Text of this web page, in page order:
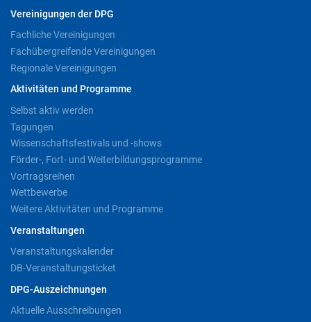
Vereinigungen der DPG
Fachliche Vereinigungen
Fachübergreifende Vereinigungen
Regionale Vereinigungen
Aktivitäten und Programme
Selbst aktiv werden
Tagungen
Wissenschaftsfestivals und -shows
Förder-, Fort- und Weiterbildungsprogramme
Vortragsreihen
Wettbewerbe
Weitere Aktivitäten und Programme
Veranstaltungen
Veranstaltungskalender
DB-Veranstaltungsticket
DPG-Auszeichnungen
Aktuelle Ausschreibungen